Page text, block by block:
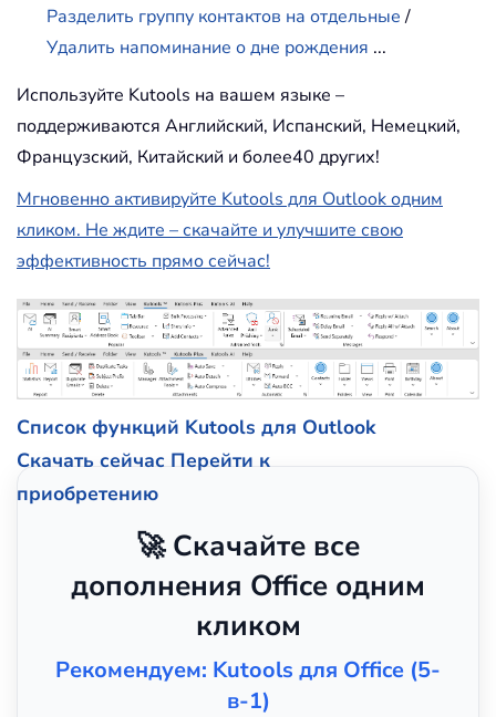
Разделить группу контактов на отдельные/
Удалить напоминание о дне рождения ...
Используйте Kutools на вашем языке –
поддерживаются Английский, Испанский, Немецкий,
Французский, Китайский и более40 других!
Мгновенно активируйте Kutools для Outlook одним
кликом. Не ждите – скачайте и улучшите свою
эффективность прямо сейчас!
Список функций Kutools для Outlook
Скачать сейчас Перейти к
приобретению
🚀 Скачайте все
дополнения Office одним
кликом
Рекомендуем: Kutools для Office (5-
в-1)